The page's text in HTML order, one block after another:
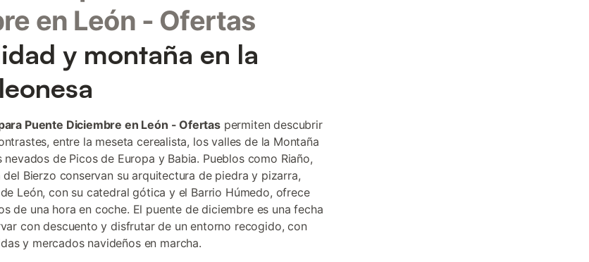
en León - Ofertas
y montaña en la
Puente Diciembre en León - Ofertaspermiten descubrir
entre la meseta cerealista, los valles de la Montaña
de Picos de Europa y Babia. Pueblos como Riaño,
del Bierzo conservan su arquitectura de piedra y pizarra,
León, con su catedral gótica y el Barrio Húmedo, ofrece
de una hora en coche. El puente de diciembre es una fecha
con descuento y disfrutar de un entorno recogido, con
y mercados navideños en marcha.